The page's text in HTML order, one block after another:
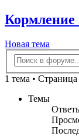
Кормление
Новая тема
1 тема • Страница
Темы